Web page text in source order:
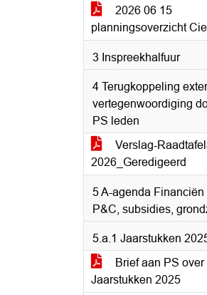
2026 06 15
planningsoverzicht
3 Inspreekhalfuur
4 Terugkoppeling
vertegenwoordiging
PS leden
Verslag-
2026_Geredigeerd
5 A-agenda Financiën
P&C, subsidies,
5.a.1 Jaarstukken
Brief aan PS over
Jaarstukken 2025